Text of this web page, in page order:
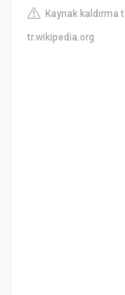
Kaynak kaldırma
tr.wikipedia.org